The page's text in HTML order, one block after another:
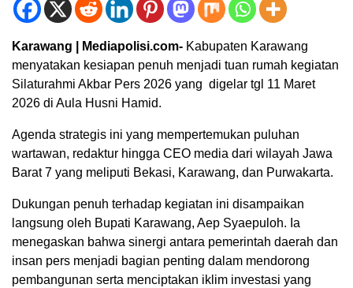
Karawang | Mediapolisi.com- Kabupaten Karawang
menyatakan kesiapan penuh menjadi tuan rumah kegiatan
Silaturahmi Akbar Pers 2026 yang digelar tgl 11 Maret
2026 di Aula Husni Hamid.
Agenda strategis ini yang mempertemukan puluhan
wartawan, redaktur hingga CEO media dari wilayah Jawa
Barat 7 yang meliputi Bekasi, Karawang, dan Purwakarta.
Dukungan penuh terhadap kegiatan ini disampaikan
langsung oleh Bupati Karawang, Aep Syaepuloh. Ia
menegaskan bahwa sinergi antara pemerintah daerah dan
insan pers menjadi bagian penting dalam mendorong
pembangunan serta menciptakan iklim investasi yang